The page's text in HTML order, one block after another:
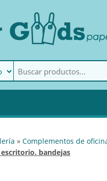
· PapeleríaMy Goods es
online de
encontrar todo
» complementos de
escritorio. bandejas